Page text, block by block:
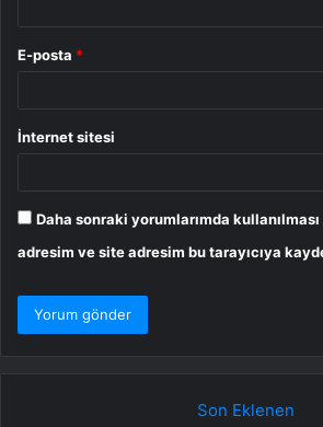
E-posta *
İnternet sitesi
Daha sonraki yorumlarımda
adresim ve site adresim bu tarayıcıya
Son Eklenen